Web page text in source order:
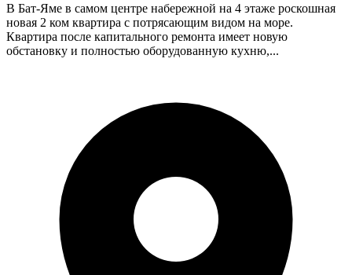
В Бат-Яме в самом центре набережной на 4 этаже роскошная
новая 2 ком квартира с потрясающим видом на море.
Квартира после капитального ремонта имеет новую
обстановку и полностью оборудованную кухню,...